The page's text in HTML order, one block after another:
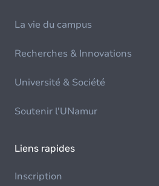
La vie du campus
Recherches & Innovations
Université & Société
Soutenir l'UNamur
Liens rapides
Inscription